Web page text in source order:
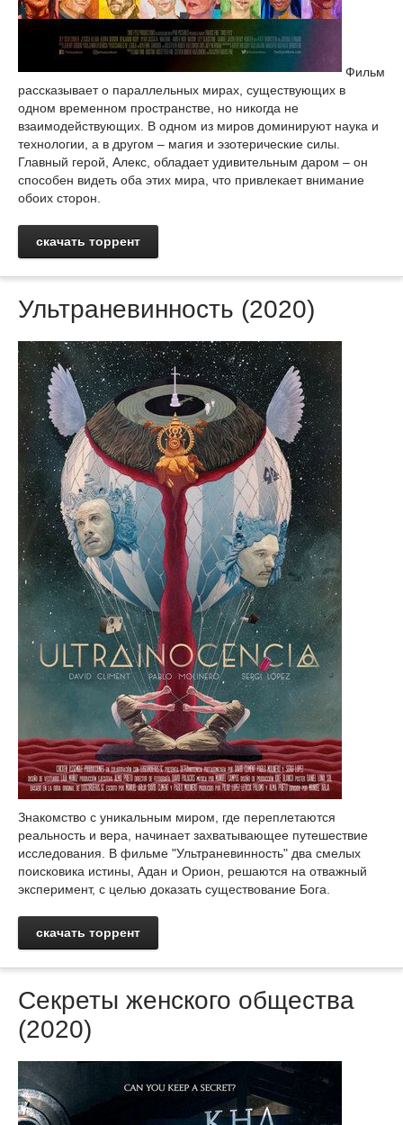
Фильм
рассказывает о параллельных мирах, существующих в
одном временном пространстве, но никогда не
взаимодействующих. В одном из миров доминируют наука и
технологии, а в другом – магия и эзотерические силы.
Главный герой, Алекс, обладает удивительным даром – он
способен видеть оба этих мира, что привлекает внимание
обоих сторон.
скачать торрент
Ультраневинность (2020)
Знакомство с уникальным миром, где переплетаются
реальность и вера, начинает захватывающее путешествие
исследования. В фильме "Ультраневинность" два смелых
поисковика истины, Адан и Орион, решаются на отважный
эксперимент, с целью доказать существование Бога.
скачать торрент
Секреты женского общества
(2020)